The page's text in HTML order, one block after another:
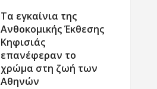
Τα εγκαίνια της
Ανθοκομικής Έκθεσης
Κηφισιάς
επανέφεραν το
χρώμα στη ζωή των
Αθηνών